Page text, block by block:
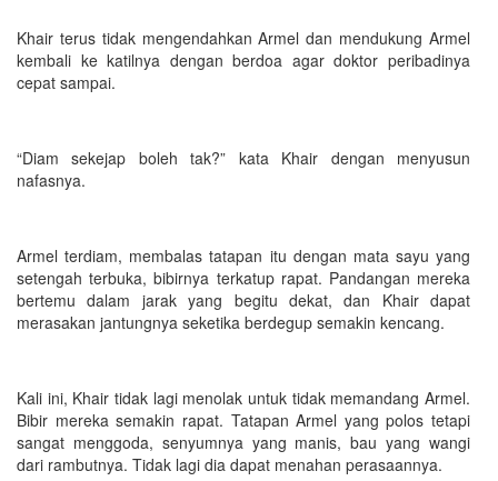
Khair terus tidak mengendahkan Armel dan mendukung Armel
kembali ke katilnya dengan berdoa agar doktor peribadinya
cepat sampai.
“Diam sekejap boleh tak?” kata Khair dengan menyusun
nafasnya.
Armel terdiam, membalas tatapan itu dengan mata sayu yang
setengah terbuka, bibirnya terkatup rapat. Pandangan mereka
bertemu dalam jarak yang begitu dekat, dan Khair dapat
merasakan jantungnya seketika berdegup semakin kencang.
Kali ini, Khair tidak lagi menolak untuk tidak memandang Armel.
Bibir mereka semakin rapat. Tatapan Armel yang polos tetapi
sangat menggoda, senyumnya yang manis, bau yang wangi
dari rambutnya. Tidak lagi dia dapat menahan perasaannya.